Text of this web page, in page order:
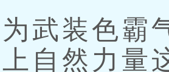
装色霸气
自然力量